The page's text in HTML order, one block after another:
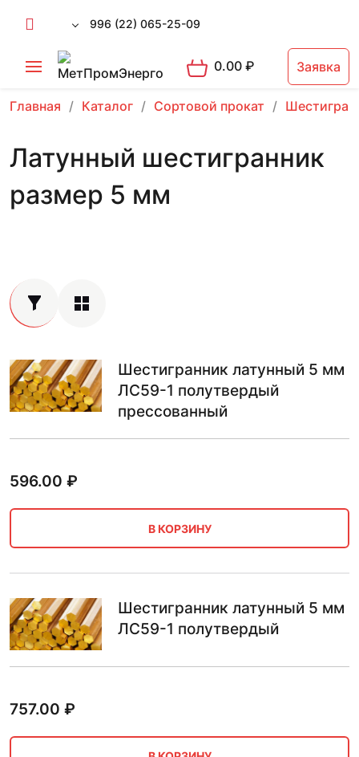
996 (22) 065-25-09
0.00₽ Заявка
Главная Каталог Сортовой прокат
Латунный шестигранник
размер 5 мм
Шестигранник латунный 5 мм
ЛС59-1 полутвердый
прессованный
596.00 ₽
В КОРЗИНУ
Шестигранник латунный 5 мм
ЛС59-1 полутвердый
757.00 ₽